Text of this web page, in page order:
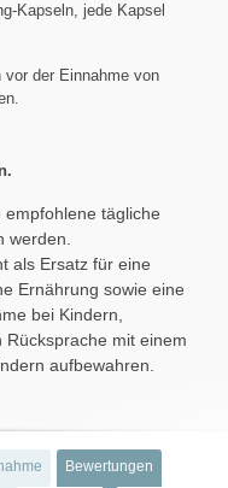
Kapseln, jede Kapsel
vor der Einnahme von
empfohlene tägliche
werden.
als Ersatz für eine
Ernährung sowie eine
bei Kindern,
mit einem
aufbewahren.
Bewertungen